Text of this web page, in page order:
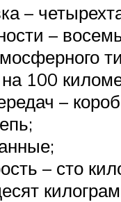
–
–
100
–
– сто